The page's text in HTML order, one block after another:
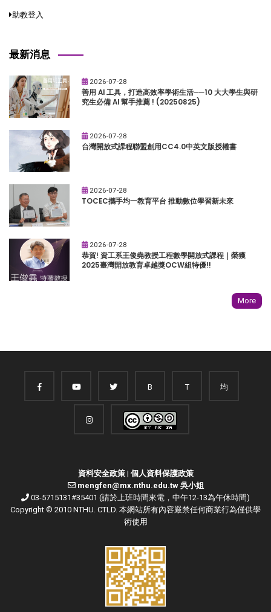
助教登入
最新消息
2026-07-28
善用 AI 工具，打造高效率學術生活──10 大大學生與研
究生必備 AI 幫手推薦 ! (20250825)
2026-07-28
台灣開放式課程聯盟創用CC4.0中英文版授權書
2026-07-28
TOCEC攜手均一教育平台 推動數位學習新未來
2026-07-28
恭賀! 資工系王俊堯教授工程數學開放式課程｜榮獲
2025臺灣開放教育卓越獎OCW組特優!!
More
B T 均
資料安全政策| 個人資料保護政策
mengfen@mx.nthu.edu.tw 吳小姐
03-5715131#35401 (請於上班時間來電，中午12-13為午休時間)
Copyright © 2010 NTHU. CTLD. 本網站所有內容嚴禁任何商業行為僅供學
術使用